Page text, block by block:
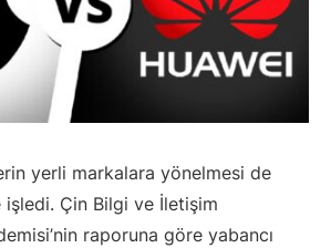
yerli markalara yönelmesi de
işledi. Çin Bilgi ve İletişim
raporuna göre yabancı